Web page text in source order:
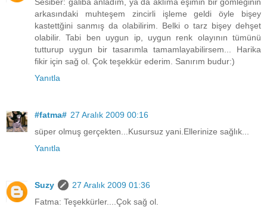
arkasındaki muhteşem zincirli işleme geldi öyle bişey
kastettğini sanmış da olabilirim. Belki o tarz bişey dehşet
olabilir. Tabi ben uygun ip, uygun renk olayının tümünü
tutturup uygun bir tasarımla tamamlayabilirsem... Harika
fikir için sağ ol. Çok teşekkür ederim. Sanırım budur:)
Yanıtla
#fatma# 27 Aralık 2009 00:16
süper olmuş gerçekten...Kusursuz yani.Ellerinize sağlık...
Yanıtla
Suzy
27 Aralık 2009 01:36
Fatma: Teşekkürler....Çok sağ ol.